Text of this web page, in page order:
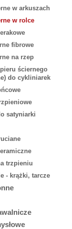
w arkuszach
w rolce
fibrowe
na rzep
ściernego
do cykliniarek
satyniarki
trzpieniu
- krążki, tarcze